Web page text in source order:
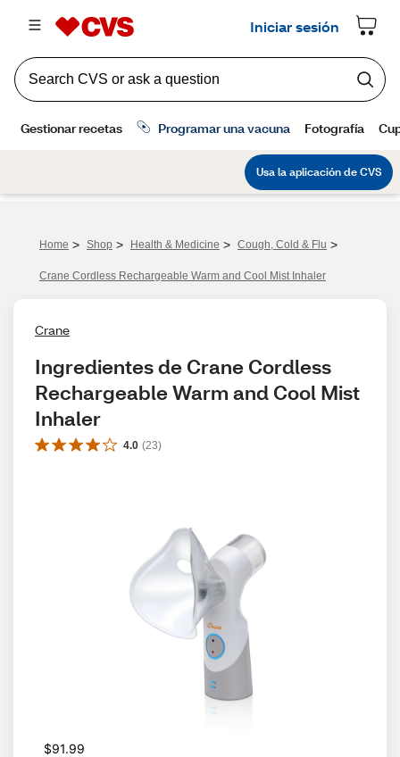
Home > Shop > Health & Medicine > Cough, Cold & Flu >
Crane Cordless Rechargeable Warm and Cool Mist Inhaler
Crane
Ingredientes de Crane Cordless
Rechargeable Warm and Cool Mist
Inhaler
4.0 (23)
$91.99